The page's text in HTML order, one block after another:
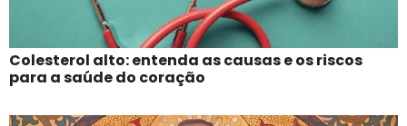
Colesterol alto: entenda as causas e os riscos
para a saúde do coração